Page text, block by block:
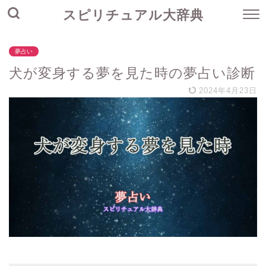
スピリチュアル大辞典
夢占い
犬が変身する夢を見た時の夢占い診断
2024年4月23日